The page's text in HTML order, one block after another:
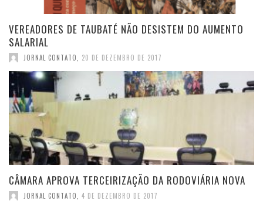
VEREADORES DE TAUBATÉ NÃO DESISTEM DO AUMENTO
SALARIAL
JORNAL CONTATO 20 DE DEZEMBRO DE 2017
CÂMARA APROVA TERCEIRIZAÇÃO DA RODOVIÁRIA NOVA
JORNAL CONTATO 4 DE DEZEMBRO DE 2017